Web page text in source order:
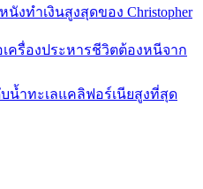
นังทำเงินสูงสุดของ Christopher
เครื่องประหารชีวิตต้องหนีจาก
บน้ำทะเลแคลิฟอร์เนียสูงที่สุด